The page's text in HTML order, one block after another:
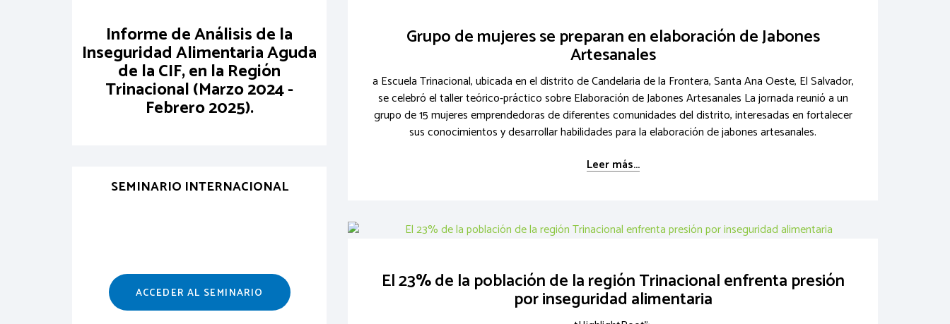
Informe de Análisis de la
Inseguridad Alimentaria Aguda
de la CIF, en la Región
Trinacional (Marzo 2024 -
Febrero 2025).
SEMINARIO INTERNACIONAL
ACCEDER AL SEMINARIO
Grupo de mujeres se preparan en elaboración de Jabones
Artesanales
a Escuela Trinacional, ubicada en el distrito de Candelaria de la Frontera, Santa Ana Oeste, El Salvador,
se celebró el taller teórico-práctico sobre Elaboración de Jabones Artesanales La jornada reunió a un
grupo de 15 mujeres emprendedoras de diferentes comunidades del distrito, interesadas en fortalecer
sus conocimientos y desarrollar habilidades para la elaboración de jabones artesanales.
Leer más...
El 23% de la población de la región Trinacional enfrenta presión
por inseguridad alimentaria